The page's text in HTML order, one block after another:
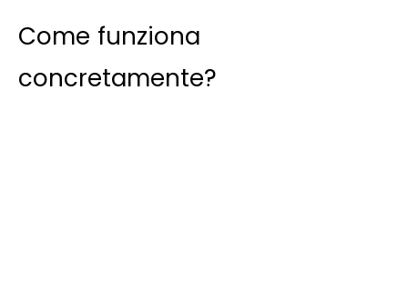
Come funziona
concretamente?